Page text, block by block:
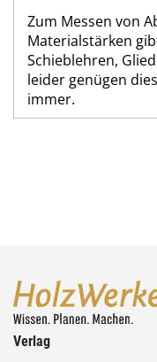
Zum Messen von
Materialstärken
Schieblehren,
leider genügen
immer.
Verlag